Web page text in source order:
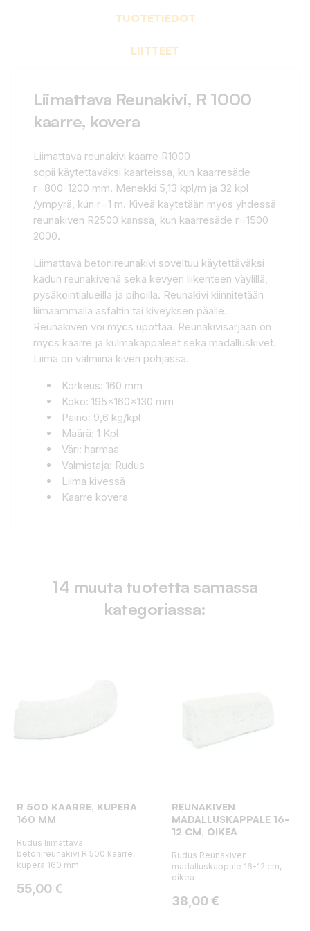
TUOTETIEDOT
LIITTEET
Liimattava Reunakivi, R 1000
kaarre, kovera
Liimattava reunakivi kaarre R1000
sopii käytettäväksi kaarteissa, kun kaarresäde
r=800-1200 mm. Menekki 5,13 kpl/m ja 32 kpl
/ympyrä, kun r=1 m. Kiveä käytetään myös yhdessä
reunakiven R2500 kanssa, kun kaarresäde r=1500-
2000.
Liimattava betonireunakivi soveltuu käytettäväksi
kadun reunakivenä sekä kevyen liikenteen väylillä,
pysäköintialueilla ja pihoilla. Reunakivi kiinnitetään
liimaammalla asfaltin tai kiveyksen päälle.
Reunakiven voi myös upottaa. Reunakivisarjaan on
myös kaarre ja kulmakappaleet sekä madalluskivet.
Liima on valmiina kiven pohjassa.
Korkeus: 160 mm
Koko: 195x160x130 mm
Paino: 9,6 kg/kpl
Määrä: 1 Kpl
Väri: harmaa
Valmistaja: Rudus
Liima kivessä
Kaarre kovera
14 muuta tuotetta samassa
kategoriassa:
R 500 KAARRE, KUPERA
160 MM
Rudus liimattava
betonireunakivi R 500 kaarre,
kupera 160 mm
Hinta
55,00 €
REUNAKIVEN
MADALLUSKAPPALE 16-
12 CM, OIKEA
Rudus Reunakiven
madalluskappale 16-12 cm,
oikea
Hinta
38,00 €